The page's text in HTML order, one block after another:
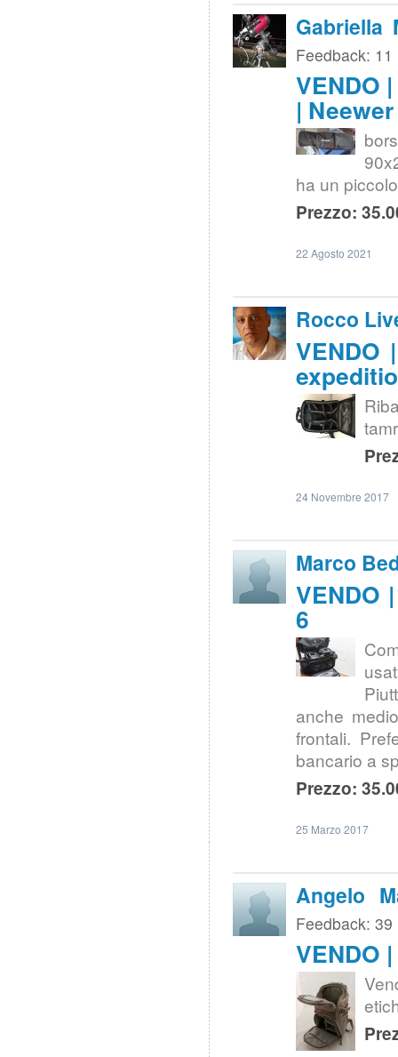
Gabriella
Feedback: 11
VENDO
| Neewer
ha un
Prezzo:
22 Agosto 2021
Rocco
VENDO
24 Novembre 2017
Marco
VENDO
6
anche
frontali.
bancario a
Prezzo:
25 Marzo 2017
Angelo
Feedback: 39
VENDO